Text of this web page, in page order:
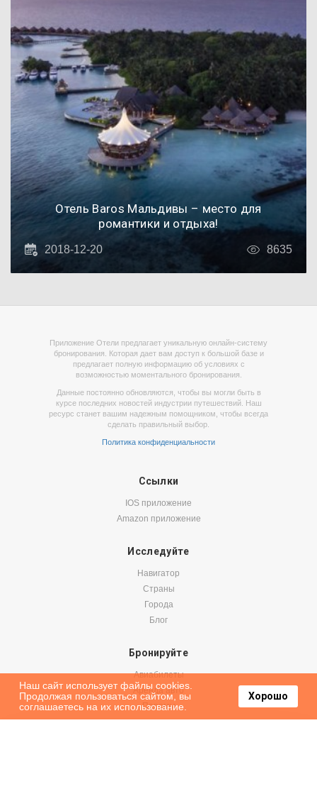
Отель Baros Мальдивы – место для
романтики и отдыха!
2018-12-20 8635
Приложение Отели предлагает уникальную онлайн-систему
бронирования. Которая дает вам доступ к большой базе и
предлагает полную информацию об условиях с
возможностью моментального бронирования.
Данные постоянно обновляются, чтобы вы могли быть в
курсе последних новостей индустрии путешествий. Наш
ресурс станет вашим надежным помощником, чтобы всегда
сделать правильный выбор.
Политика конфиденциальности
Ссылки
IOS приложение
Amazon приложение
Исследуйте
Навигатор
Страны
Города
Блог
Бронируйте
Авиабилеты
Аренда авто
Паромы
Наш сайт использует файлы cookies.
Продолжая пользоваться сайтом, вы
соглашаетесь на их использование.
Хорошо